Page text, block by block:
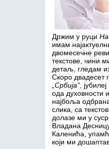
Држим у руци
имам
двомесечне
текстове, чини
детаљ, гледам
Скоро двадесет
„Србија”,
ода духовности
најбоља
слика, са
долазе ми у
Владана
Каленића,
који ми